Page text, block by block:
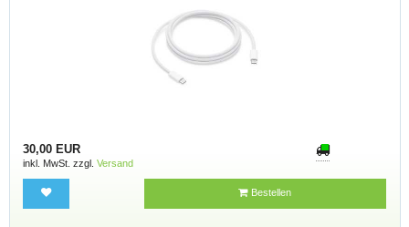
30,00 EUR
inkl. MwSt. zzgl. Versand
Bestellen